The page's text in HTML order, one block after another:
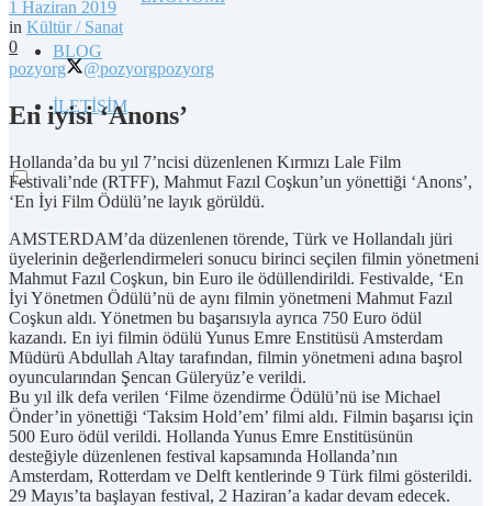
BLOG
İLETİŞİM
1 Haziran 2019
in Kültür / Sanat
0
pozyorg
@pozyorgpozyorg
En iyisi ‘Anons’
Hollanda’da bu yıl 7’ncisi düzenlenen Kırmızı Lale Film
Festivali’nde (RTFF), Mahmut Fazıl Coşkun’un yönettiği ‘Anons’,
‘En İyi Film Ödülü’ne layık görüldü.
AMSTERDAM’da düzenlenen törende, Türk ve Hollandalı jüri
üyelerinin değerlendirmeleri sonucu birinci seçilen filmin yönetmeni
Mahmut Fazıl Coşkun, bin Euro ile ödüllendirildi. Festivalde, ‘En
İyi Yönetmen Ödülü’nü de aynı filmin yönetmeni Mahmut Fazıl
Coşkun aldı. Yönetmen bu başarısıyla ayrıca 750 Euro ödül
kazandı. En iyi filmin ödülü Yunus Emre Enstitüsü Amsterdam
Müdürü Abdullah Altay tarafından, filmin yönetmeni adına başrol
oyuncularından Şencan Güleryüz’e verildi.
Bu yıl ilk defa verilen ‘Filme özendirme Ödülü’nü ise Michael
Önder’in yönettiği ‘Taksim Hold’em’ filmi aldı. Filmin başarısı için
500 Euro ödül verildi. Hollanda Yunus Emre Enstitüsünün
desteğiyle düzenlenen festival kapsamında Hollanda’nın
Amsterdam, Rotterdam ve Delft kentlerinde 9 Türk filmi gösterildi.
29 Mayıs’ta başlayan festival, 2 Haziran’a kadar devam edecek.